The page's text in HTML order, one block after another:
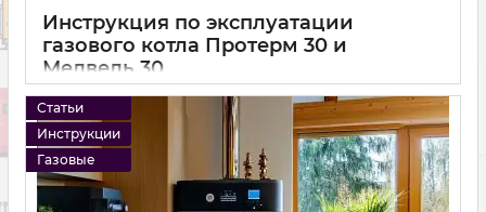
Инструкция по эксплуатации
газового котла Протерм 30 и
Медведь 30
11 01 2025 0
Статьи
Инструкции
Газовые